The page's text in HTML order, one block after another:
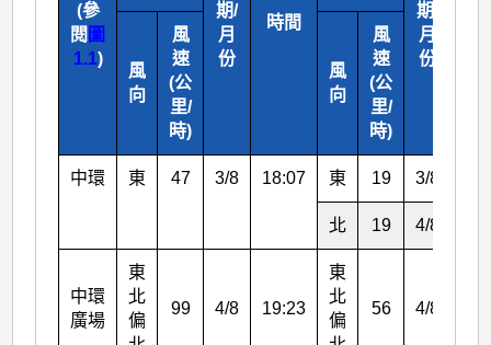
(參
閱 圖
1.1)
期/
月
份
時間
期/
月
份
風
向
風
速
(公
里/
時)
風
向
風
速
(公
里/
時)
中環 東 47 3/8 18:07 東 19 3/8
北 19 4/8
中環
廣場
東
北
偏
99 4/8 19:23
東
北
偏
56 4/8